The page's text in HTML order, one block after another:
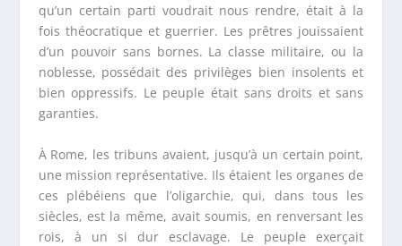
qu’un certain parti voudrait nous rendre, était à la
fois théocratique et guerrier. Les prêtres jouissaient
d’un pouvoir sans bornes. La classe militaire, ou la
noblesse, possédait des privilèges bien insolents et
bien oppressifs. Le peuple était sans droits et sans
garanties.
À Rome, les tribuns avaient, jusqu’à un certain point,
une mission représentative. Ils étaient les organes de
ces plébéiens que l’oligarchie, qui, dans tous les
siècles, est la même, avait soumis, en renversant les
rois, à un si dur esclavage. Le peuple exerçait